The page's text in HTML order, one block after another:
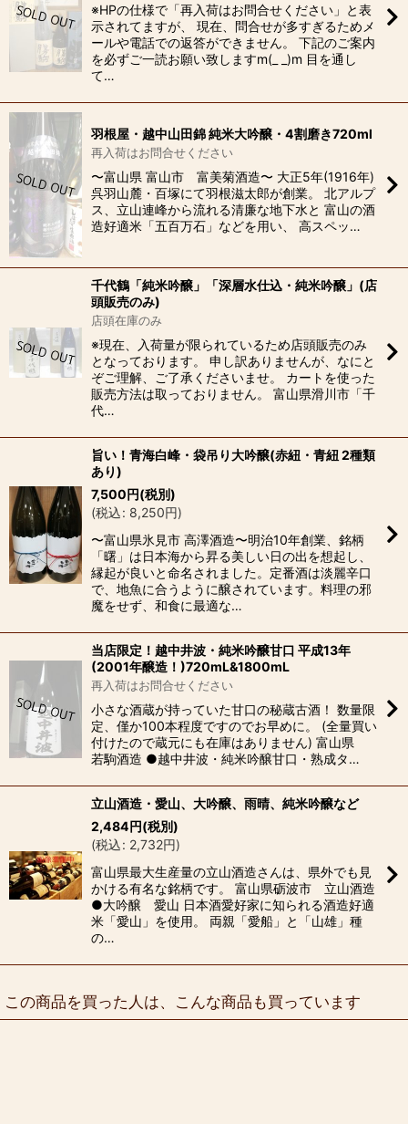
※HPの仕様で「再入荷はお問合せください」と表
示されてますが、 現在、問合せが多すぎるためメ
ールや電話での返答ができません。 下記のご案内
を必ずご一読お願い致しますm(_ _)m 目を通し
て…
羽根屋・越中山田錦 純米大吟醸・4割磨き720ml
再入荷はお問合せください
〜富山県 富山市 富美菊酒造〜 大正5年(1916年)
呉羽山麓・百塚にて羽根滋太郎が創業。 北アルプ
ス、立山連峰から流れる清廉な地下水と 富山の酒
造好適米「五百万石」などを用い、 高スペッ…
千代鶴「純米吟醸」「深層水仕込・純米吟醸」(店
頭販売のみ)
店頭在庫のみ
※現在、入荷量が限られているため店頭販売のみ
となっております。 申し訳ありませんが、なにと
ぞご理解、ご了承くださいませ。 カートを使った
販売方法は取っておりません。 富山県滑川市「千
代…
旨い！青海白峰・袋吊り大吟醸(赤紐・青紐 2種類
あり)
7,500円(税別)
(税込: 8,250円)
〜富山県氷見市 高澤酒造〜明治10年創業、銘柄
「曙」は日本海から昇る美しい日の出を想起し、
縁起が良いと命名されました。定番酒は淡麗辛口
で、地魚に合うように醸されています。料理の邪
魔をせず、和食に最適な…
当店限定！越中井波・純米吟醸甘口 平成13年
(2001年醸造！)720mL&1800mL
再入荷はお問合せください
小さな酒蔵が持っていた甘口の秘蔵古酒！ 数量限
定、僅か100本程度ですのでお早めに。 (全量買い
付けたので蔵元にも在庫はありません) 富山県
若駒酒造 ●越中井波・純米吟醸甘口・熟成タ…
立山酒造・愛山、大吟醸、雨晴、純米吟醸など
2,484円(税別)
(税込: 2,732円)
富山県最大生産量の立山酒造さんは、県外でも見
かける有名な銘柄です。 富山県砺波市 立山酒造
●大吟醸 愛山 日本酒愛好家に知られる酒造好適
米「愛山」を使用。 両親「愛船」と「山雄」種
の…
この商品を買った人は、こんな商品も買っています